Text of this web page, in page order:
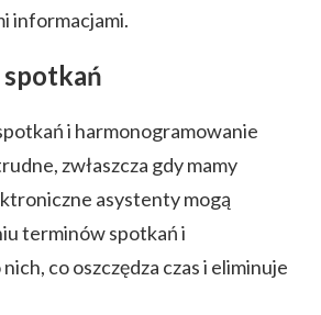
informacjami.
spotkań
i harmonogramowanie
zwłaszcza gdy mamy
asystenty mogą
terminów spotkań i
co oszczędza czas i eliminuje